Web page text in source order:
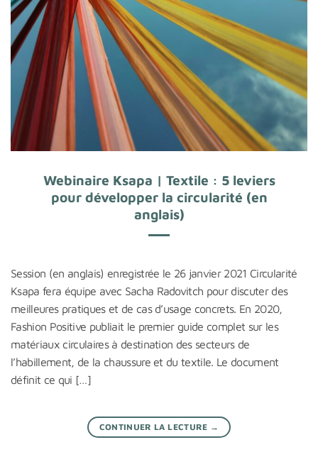
Webinaire Ksapa | Textile : 5 leviers
pour développer la circularité (en
anglais)
Session (en anglais) enregistrée le 26 janvier 2021 Circularité
Ksapa fera équipe avec Sacha Radovitch pour discuter des
meilleures pratiques et de cas d’usage concrets. En 2020,
Fashion Positive publiait le premier guide complet sur les
matériaux circulaires à destination des secteurs de
l’habillement, de la chaussure et du textile. Le document
définit ce qui […]
CONTINUER LA LECTURE →